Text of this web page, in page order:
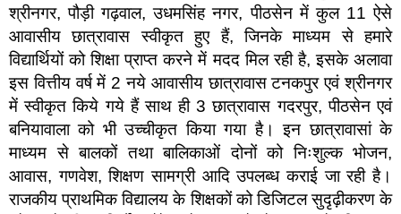
श्रीनगर, पौड़ी गढ़वाल, उधमसिंह नगर, पीठसेन में कुल 11 ऐसे
आवासीय छात्रावास स्वीकृत हुए हैं, जिनके माध्यम से हमारे
विद्यार्थियों को शिक्षा प्राप्त करने में मदद मिल रही है, इसके अलावा
इस वित्तीय वर्ष में 2 नये आवासीय छात्रावास टनकपुर एवं श्रीनगर
में स्वीकृत किये गये हैं साथ ही 3 छात्रावास गदरपुर, पीठसेन एवं
बनियावाला को भी उच्चीकृत किया गया है। इन छात्रावासां के
माध्यम से बालकों तथा बालिकाओं दोनों को निःशुल्क भोजन,
आवास, गणवेश, शिक्षण सामग्री आदि उपलब्ध कराई जा रही है।
राजकीय प्राथमिक विद्यालय के शिक्षकों को डिजिटल सुदृढ़ीकरण के